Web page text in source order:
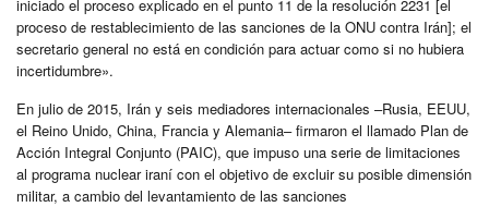
iniciado el proceso explicado en el punto 11 de la resolución 2231 [el
proceso de restablecimiento de las sanciones de la ONU contra Irán]; el
secretario general no está en condición para actuar como si no hubiera
incertidumbre».
En julio de 2015, Irán y seis mediadores internacionales –Rusia, EEUU,
el Reino Unido, China, Francia y Alemania– firmaron el llamado Plan de
Acción Integral Conjunto (PAIC), que impuso una serie de limitaciones
al programa nuclear iraní con el objetivo de excluir su posible dimensión
militar, a cambio del levantamiento de las sanciones